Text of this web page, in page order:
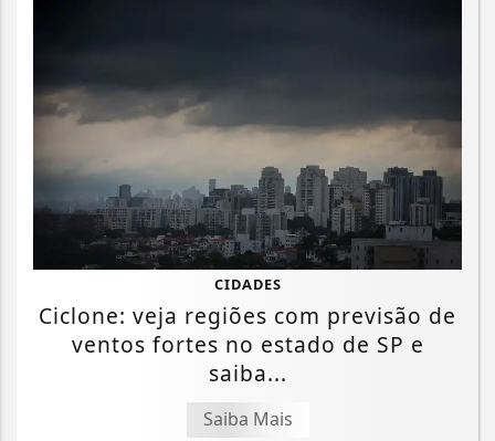
CIDADES
Ciclone: veja regiões com previsão de
ventos fortes no estado de SP e
saiba...
Saiba Mais